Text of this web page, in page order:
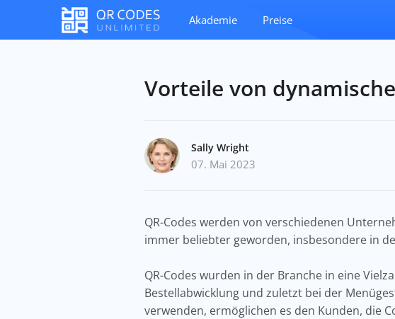
Akademie Preise
Vorteile von
Sally Wright
07. Mai 2023
QR-Codes werden von verschiedenen
immer beliebter geworden, insbesondere in
QR-Codes wurden in der Branche in eine
Bestellabwicklung und zuletzt bei der
verwenden, ermöglichen es den Kunden, die